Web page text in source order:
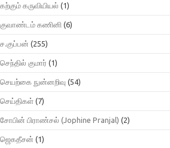
கற்கும் கருவியியல் (1)
குவாண்டம் கணினி (6)
ச.குப்பன் (255)
செந்தில் குமார் (1)
செயற்கை நுன்னறிவு (54)
செய்திகள் (7)
சோபின் பிராண்சல் (Jophine Pranjal) (2)
ஜெகதீசன் (1)